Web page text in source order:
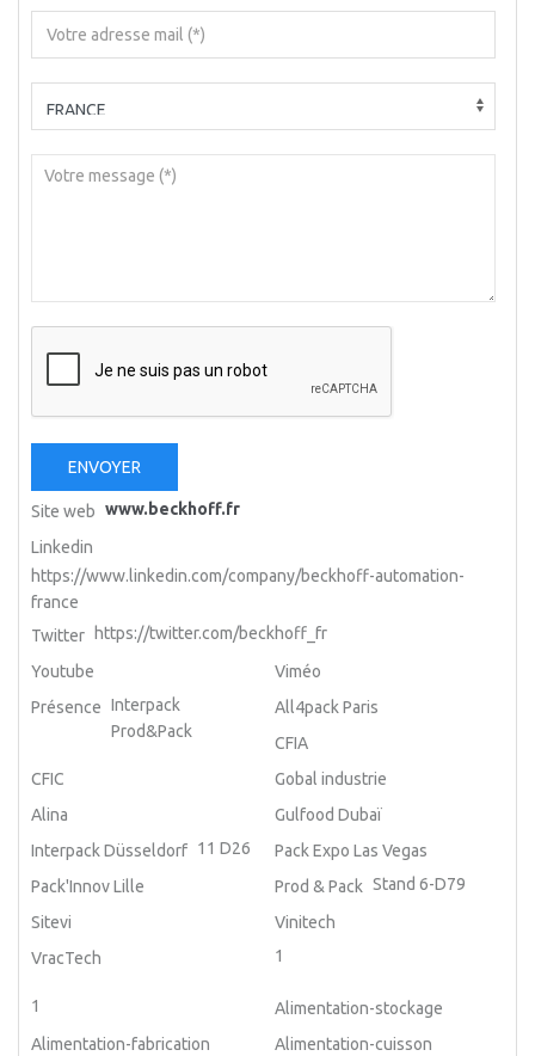
ENVOYER
Site web www.beckhoff.fr
Linkedin
https://www.linkedin.com/company/beckhoff-automation-
france
Twitter
https://twitter.com/beckhoff_fr
Youtube
Viméo
Présence Interpack
Prod&Pack
All4pack Paris
CFIA
CFIC
Gobal industrie
Alina
Gulfood Dubaï
Interpack Düsseldorf 11 D26
Pack Expo Las Vegas
Pack'Innov Lille
Prod & Pack Stand 6-D79
Sitevi
Vinitech
VracTech
1
1
Alimentation-stockage
Alimentation-fabrication
Alimentation-cuisson